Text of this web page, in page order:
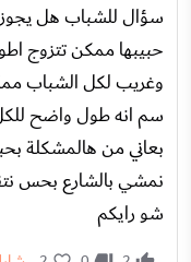
سؤال للشباب هل
حبيبها ممكن تتزوج
سم انه طول واضح
بعاني من هالمشكلة
نمشي بالشارع بحس
شو رايكم